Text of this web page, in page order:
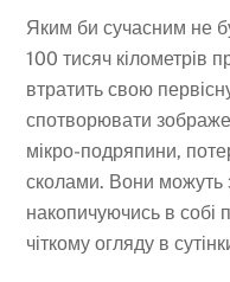
Яким би сучасним не
100 тисяч кілометрів
втратить свою
спотворювати
мікро-подряпини,
сколами. Вони можуть
накопичуючись в собі
чіткому огляду в